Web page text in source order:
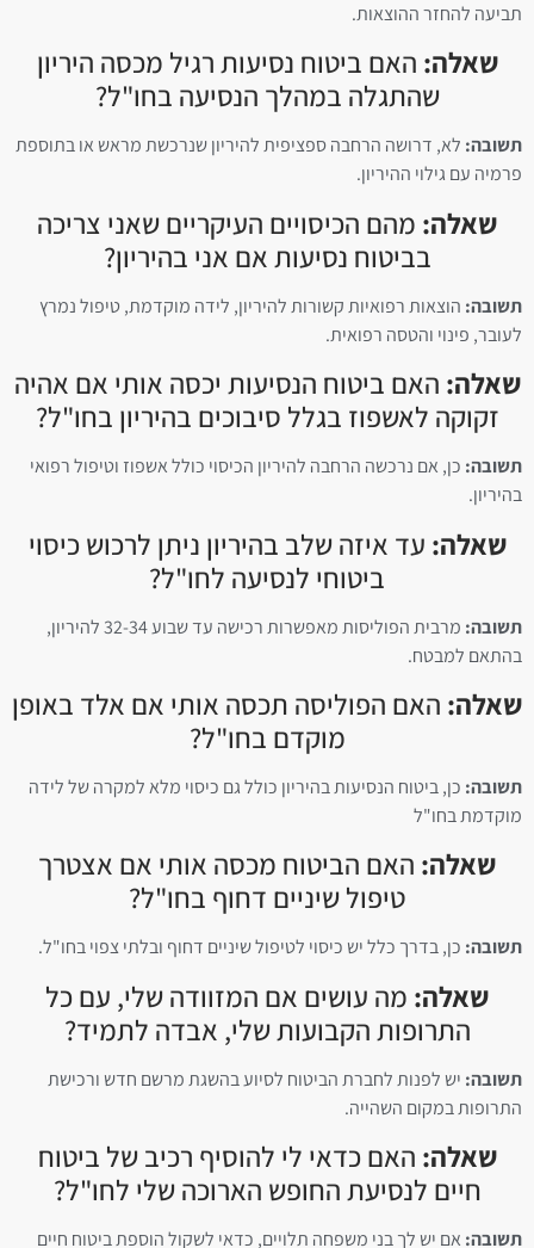
תביעה להחזר ההוצאות.
שאלה: האם ביטוח נסיעות רגיל מכסה היריון
שהתגלה במהלך הנסיעה בחו"ל?
תשובה: לא, דרושה הרחבה ספציפית להיריון שנרכשת מראש או בתוספת
פרמיה עם גילוי ההיריון.
שאלה: מהם הכיסויים העיקריים שאני צריכה
בביטוח נסיעות אם אני בהיריון?
תשובה: הוצאות רפואיות קשורות להיריון, לידה מוקדמת, טיפול נמרץ
לעובר, פינוי והטסה רפואית.
שאלה: האם ביטוח הנסיעות יכסה אותי אם אהיה
זקוקה לאשפוז בגלל סיבוכים בהיריון בחו"ל?
תשובה: כן, אם נרכשה הרחבה להיריון הכיסוי כולל אשפוז וטיפול רפואי
בהיריון.
שאלה: עד איזה שלב בהיריון ניתן לרכוש כיסוי
ביטוחי לנסיעה לחו"ל?
תשובה:
מרבית הפוליסות מאפשרות רכישה עד שבוע 32-34 להיריון,
בהתאם למבטח.
שאלה: האם הפוליסה תכסה אותי אם אלד באופן
מוקדם בחו"ל?
תשובה: כן, ביטוח הנסיעות בהיריון כולל גם כיסוי מלא למקרה של לידה
מוקדמת בחו"ל
שאלה: האם הביטוח מכסה אותי אם אצטרך
טיפול שיניים דחוף בחו"ל?
תשובה: כן, בדרך כלל יש כיסוי לטיפול שיניים דחוף ובלתי צפוי בחו"ל.
שאלה: מה עושים אם המזוודה שלי, עם כל
התרופות הקבועות שלי, אבדה לתמיד?
תשובה: יש לפנות לחברת הביטוח לסיוע בהשגת מרשם חדש ורכישת
התרופות במקום השהייה.
שאלה: האם כדאי לי להוסיף רכיב של ביטוח
חיים לנסיעת החופש הארוכה שלי לחו"ל?
תשובה: אם יש לך בני משפחה תלויים, כדאי לשקול הוספת ביטוח חיים